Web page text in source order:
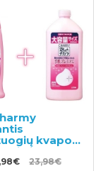
kvapo
240ml
550ml
23,98€